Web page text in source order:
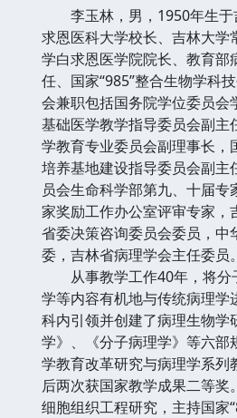
李玉林，男，1950年生于
求恩医科大学校长、吉林大学
学白求恩医学院院长、教育部
任、国家“985”整合生物学科
会兼职包括国务院学位委员会
基础医学教学指导委员会副主
学教育专业委员会副理事长，
培养基地建设指导委员会副主
员会生命科学部第九、十届
家奖励工作办公室评审专家，
省委决策咨询委员会委员，中
委，吉林省病理学会主任委员。
从事教学工作40年，将分
学等内容有机地与传统病理学
科内引领并创建了病理生物学
学》、《分子病理学》等六部
学教育改革研究与病理学系列
后两次获国家教学成果二等
细胞组织工程研究，主持国家